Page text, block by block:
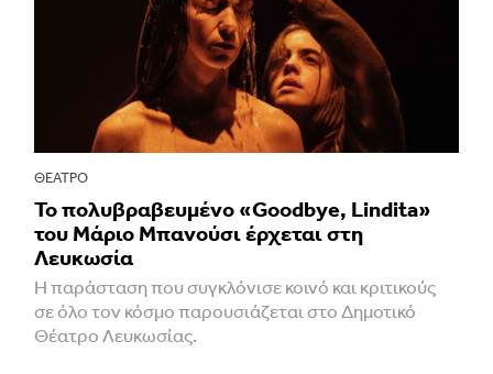
ΘΈΑΤΡΟ
Το πολυβραβευμένο «Goodbye, Lindita»
του Μάριο Μπανούσι έρχεται στη
Λευκωσία
Η παράσταση που συγκλόνισε κοινό και κριτικούς
σε όλο τον κόσμο παρουσιάζεται στο Δημοτικό
Θέατρο Λευκωσίας.